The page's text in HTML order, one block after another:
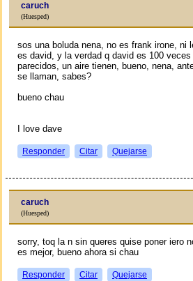
caruch
(Huesped)
sos una boluda nena, no es frank irone,
es david, y la verdad q david es 100
parecidos, un aire tienen, bueno, nena,
se llaman, sabes?
bueno chau
I love dave
Responder Citar Quejarse
caruch
(Huesped)
sorry, toq la n sin queres quise poner iero
es mejor, bueno ahora si chau
Responder Citar Quejarse